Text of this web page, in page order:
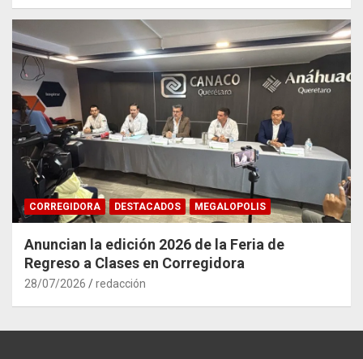
CORREGIDORA DESTACADOS MEGALOPOLIS
Anuncian la edición 2026 de la Feria de
Regreso a Clases en Corregidora
28/07/2026 redacción